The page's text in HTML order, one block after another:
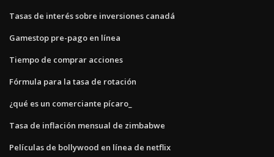
Tasas de interés sobre inversiones canadá
Gamestop pre-pago en línea
Tiempo de comprar acciones
Fórmula para la tasa de rotación
¿qué es un comerciante pícaro_
Tasa de inflación mensual de zimbabwe
Películas de bollywood en línea de netflix